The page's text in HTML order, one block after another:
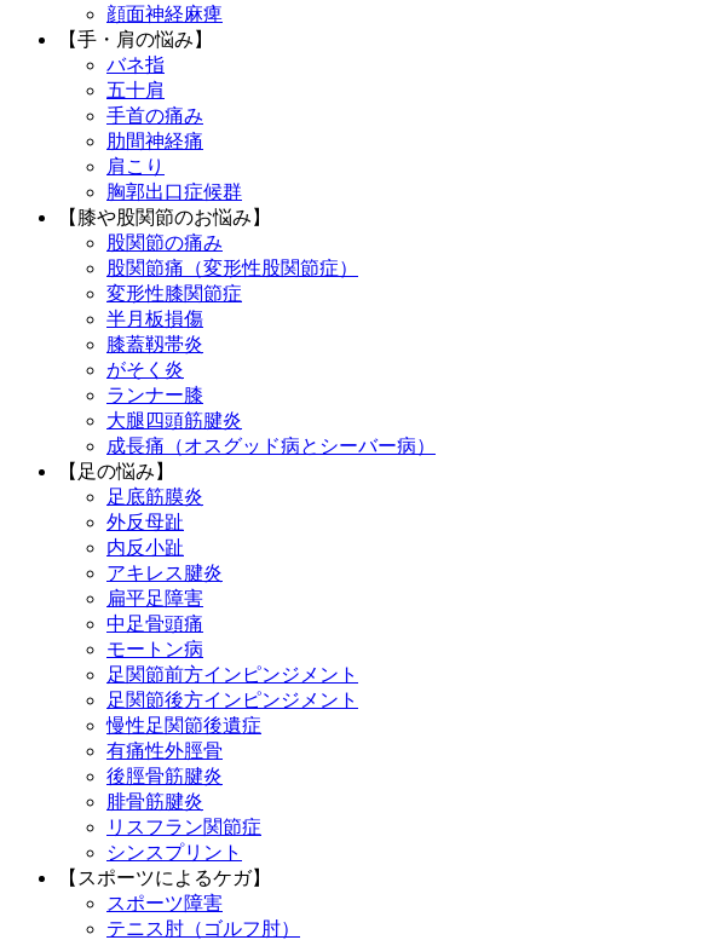
顔面神経麻痺
【手・肩の悩み】
バネ指
五十肩
手首の痛み
肋間神経痛
肩こり
胸郭出口症候群
【膝や股関節のお悩み】
股関節の痛み
股関節痛（変形性股関節症）
変形性膝関節症
半月板損傷
膝蓋靱帯炎
がそく炎
ランナー膝
大腿四頭筋腱炎
成長痛（オスグッド病とシーバー病）
【足の悩み】
足底筋膜炎
外反母趾
内反小趾
アキレス腱炎
扁平足障害
中足骨頭痛
モートン病
足関節前方インピンジメント
足関節後方インピンジメント
慢性足関節後遺症
有痛性外脛骨
後脛骨筋腱炎
腓骨筋腱炎
リスフラン関節症
シンスプリント
【スポーツによるケガ】
スポーツ障害
テニス肘（ゴルフ肘）